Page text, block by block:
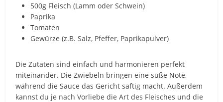
500g Fleisch (Lamm oder Schwein)
Paprika
Tomaten
Gewürze (z.B. Salz, Pfeffer, Paprikapulver)
Die Zutaten sind einfach und harmonieren perfekt
miteinander. Die Zwiebeln bringen eine süße Note,
während die Sauce das Gericht saftig macht. Außerdem
kannst du je nach Vorliebe die Art des Fleisches und die